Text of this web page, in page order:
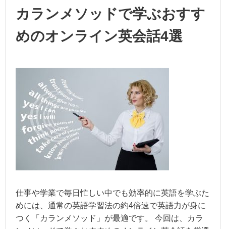
カランメソッドで学ぶおすす
めのオンライン英会話4選
仕事や学業で毎日忙しい中でも効率的に英語を学ぶた
めには、通常の英語学習法の約4倍速で英語力が身に
つく「カランメソッド」が最適です。 今回は、カラ